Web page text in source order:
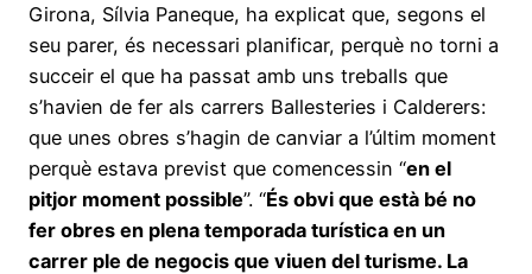
Girona, Sílvia Paneque, ha explicat que, segons el
seu parer, és necessari planificar, perquè no torni a
succeir el que ha passat amb uns treballs que
s’havien de fer als carrers Ballesteries i Calderers:
que unes obres s’hagin de canviar a l’últim moment
perquè estava previst que comencessin “en el
pitjor moment possible”. “És obvi que està bé no
fer obres en plena temporada turística en un
carrer ple de negocis que viuen del turisme. La